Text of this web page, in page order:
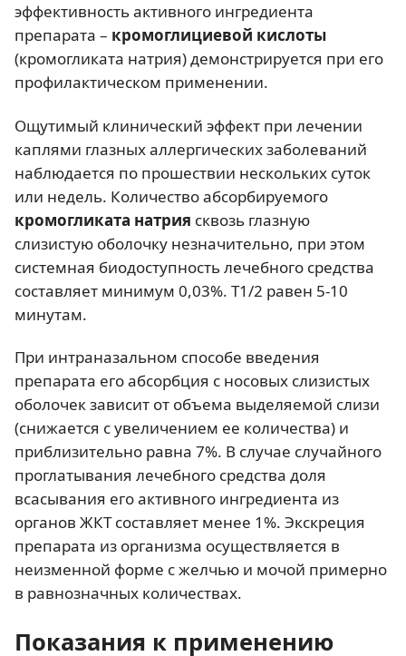
эффективность активного ингредиента
препарата – кромоглициевой кислоты
(кромогликата натрия) демонстрируется при его
профилактическом применении.
Ощутимый клинический эффект при лечении
каплями глазных аллергических заболеваний
наблюдается по прошествии нескольких суток
или недель. Количество абсорбируемого
кромогликата натрия сквозь глазную
слизистую оболочку незначительно, при этом
системная биодоступность лечебного средства
составляет минимум 0,03%. Т1/2 равен 5-10
минутам.
При интраназальном способе введения
препарата его абсорбция с носовых слизистых
оболочек зависит от объема выделяемой слизи
(снижается с увеличением ее количества) и
приблизительно равна 7%. В случае случайного
проглатывания лечебного средства доля
всасывания его активного ингредиента из
органов ЖКТ составляет менее 1%. Экскреция
препарата из организма осуществляется в
неизменной форме с желчью и мочой примерно
в равнозначных количествах.
Показания к применению